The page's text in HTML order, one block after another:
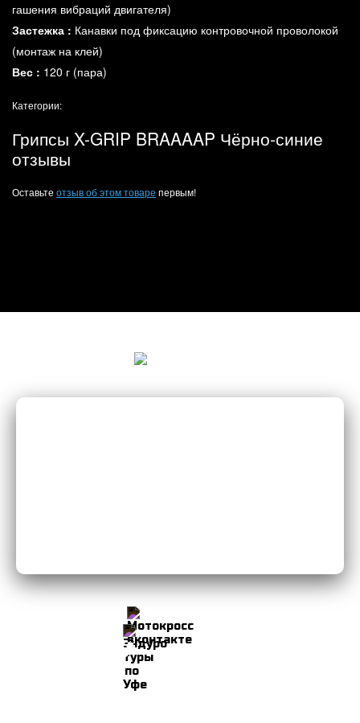
гашения вибраций двигателя)
Застежка : Канавки под фиксацию контровочной проволокой
(монтаж на клей)
Вес : 120 г (пара)
Категории:
Грипсы X-GRIP BRAAAAP Чёрно-синие
отзывы
Оставьте отзыв об этом товаре первым!
Мы в Instagram
8-906-103-34-49